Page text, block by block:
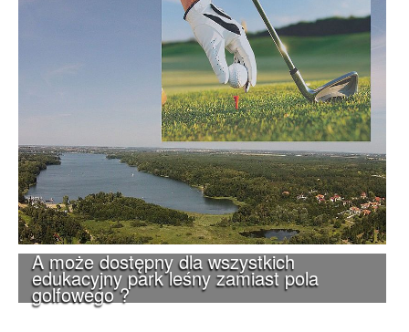
A może dostępny dla wszystkich
edukacyjny park leśny zamiast pola
golfowego ?